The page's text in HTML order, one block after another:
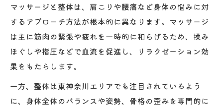
マッサージと整体は、肩こりや腰痛など身体の悩みに対
するアプローチ方法が根本的に異なります。マッサージ
は主に筋肉の緊張や疲れを一時的に和らげるため、揉み
ほぐしや指圧などで血流を促進し、リラクゼーション効
果をもたらします。
一方、整体は東神奈川エリアでも注目されているよう
に、身体全体のバランスや姿勢、骨格の歪みを専門的に